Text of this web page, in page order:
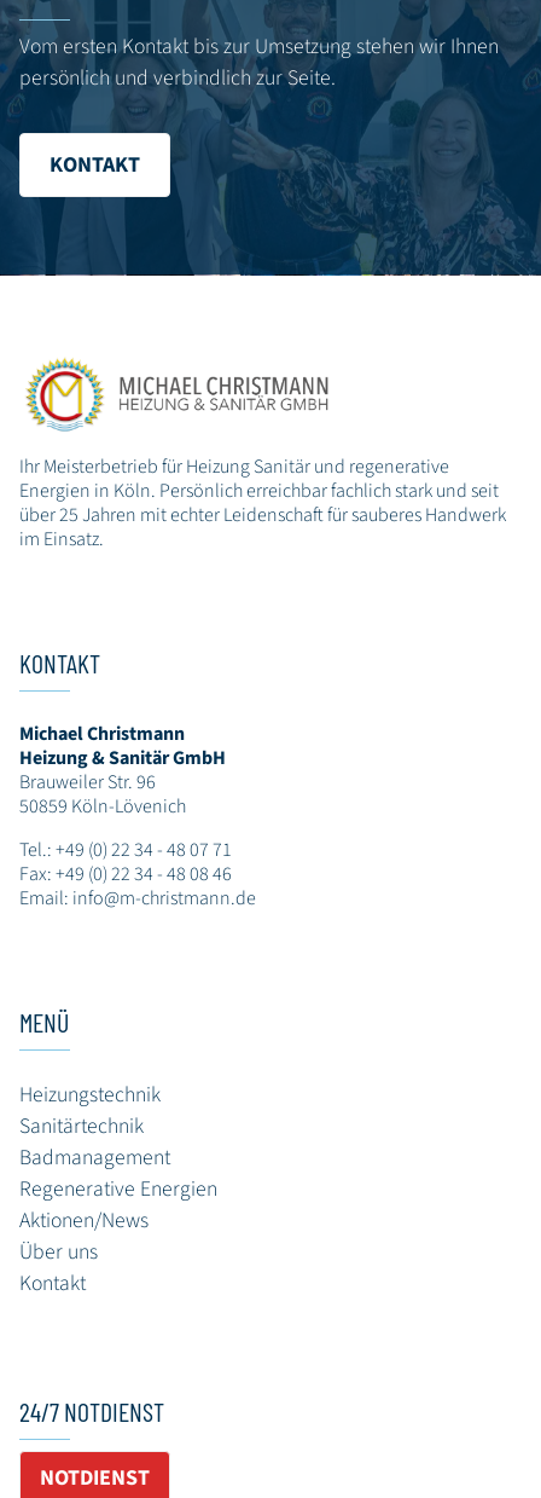
Vom ersten Kontakt bis zur Umsetzung stehen wir Ihnen
persönlich und verbindlich zur Seite.
KONTAKT
Ihr Meisterbetrieb für Heizung Sanitär und regenerative
Energien in Köln. Persönlich erreichbar fachlich stark und seit
über 25 Jahren mit echter Leidenschaft für sauberes Handwerk
im Einsatz.
KONTAKT
Michael Christmann
Heizung & Sanitär GmbH
Brauweiler Str. 96
50859 Köln-Lövenich
Tel.:+49 (0) 22 34 - 48 07 71
Fax: +49 (0) 22 34 - 48 08 46
Email: info@m-christmann.de
MENÜ
Heizungstechnik
Sanitärtechnik
Badmanagement
Regenerative Energien
Aktionen/News
Über uns
Kontakt
24/7 NOTDIENST
NOTDIENST